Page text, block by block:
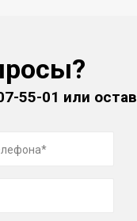
55-01 или